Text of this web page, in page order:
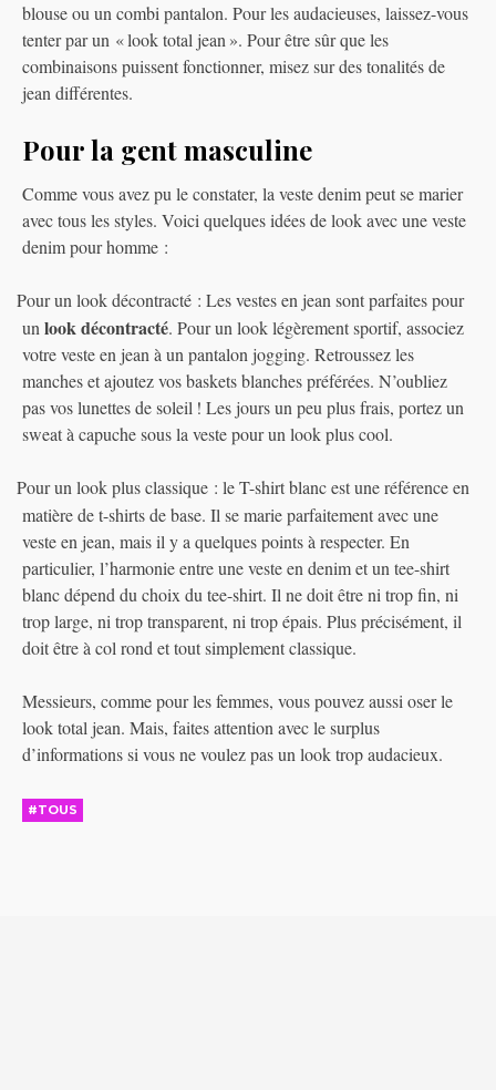
blouse ou un combi pantalon. Pour les audacieuses, laissez-vous
tenter par un « look total jean ». Pour être sûr que les
combinaisons puissent fonctionner, misez sur des tonalités de
jean différentes.
Pour la gent masculine
Comme vous avez pu le constater, la veste denim peut se marier
avec tous les styles. Voici quelques idées de look avec une veste
denim pour homme :
Pour un look décontracté : Les vestes en jean sont parfaites pour
un look décontracté. Pour un look légèrement sportif, associez
votre veste en jean à un pantalon jogging. Retroussez les
manches et ajoutez vos baskets blanches préférées. N’oubliez
pas vos lunettes de soleil ! Les jours un peu plus frais, portez un
sweat à capuche sous la veste pour un look plus cool.
Pour un look plus classique : le T-shirt blanc est une référence en
matière de t-shirts de base. Il se marie parfaitement avec une
veste en jean, mais il y a quelques points à respecter. En
particulier, l’harmonie entre une veste en denim et un tee-shirt
blanc dépend du choix du tee-shirt. Il ne doit être ni trop fin, ni
trop large, ni trop transparent, ni trop épais. Plus précisément, il
doit être à col rond et tout simplement classique.
Messieurs, comme pour les femmes, vous pouvez aussi oser le
look total jean. Mais, faites attention avec le surplus
d’informations si vous ne voulez pas un look trop audacieux.
#TOUS